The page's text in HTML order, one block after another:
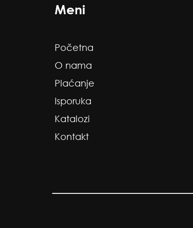
Meni
Početna
O nama
Plaćanje
Isporuka
Katalozi
Kontakt